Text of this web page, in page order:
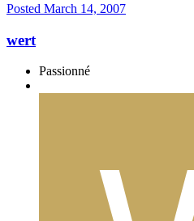
Posted March 14, 2007
wert
Passionné